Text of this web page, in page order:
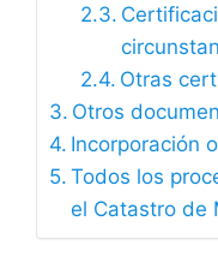
Otras
Otros
Incorporación
Todos los
el Catastro de